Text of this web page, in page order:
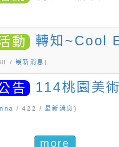
動
轉知~Cool
/ 最新消息 )
告
114桃園美
/ 422 / 最新消息)
more